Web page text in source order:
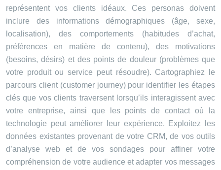
représentent vos clients idéaux. Ces personas doivent
inclure des informations démographiques (âge, sexe,
localisation), des comportements (habitudes d’achat,
préférences en matière de contenu), des motivations
(besoins, désirs) et des points de douleur (problèmes que
votre produit ou service peut résoudre). Cartographiez le
parcours client (customer journey) pour identifier les étapes
clés que vos clients traversent lorsqu’ils interagissent avec
votre entreprise, ainsi que les points de contact où la
technologie peut améliorer leur expérience. Exploitez les
données existantes provenant de votre CRM, de vos outils
d’analyse web et de vos sondages pour affiner votre
compréhension de votre audience et adapter vos messages